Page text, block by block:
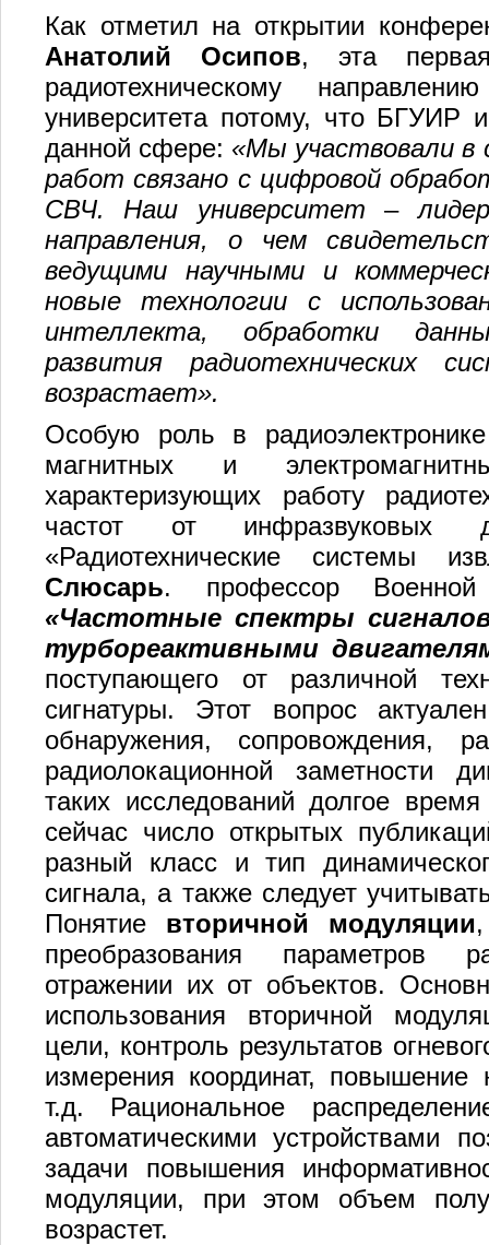
Как отметил на открытии
Анатолий Осипов, эта
радиотехническому
университета потому, что БГУИР
данной сфере: «Мы участвовали в
работ связано с цифровой
СВЧ. Наш университет–
направления, о чем
ведущими научными и
новые технологии с
интеллекта, обработки
развития радиотехнических
возрастает».
Особую роль в
магнитных и
характеризующих работу
частот от инфразвуковых
«Радиотехнические системы
Слюсарь. профессор
«Частотные спектры
турбореактивными
поступающего от различной
сигнатуры. Этот вопрос
обнаружения, сопровождения,
радиолокационной заметности
таких исследований долгое
сейчас число открытых
разный класс и тип
сигнала, а также следует
Понятие вторичной модуляции
преобразования параметров
отражении их от объектов.
использования вторичной
цели, контроль результатов
измерения координат,
т.д. Рациональное
автоматическими устройствами
задачи повышения
модуляции, при этом объем
возрастет.